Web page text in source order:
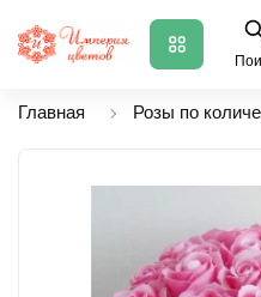
Главная Розы по